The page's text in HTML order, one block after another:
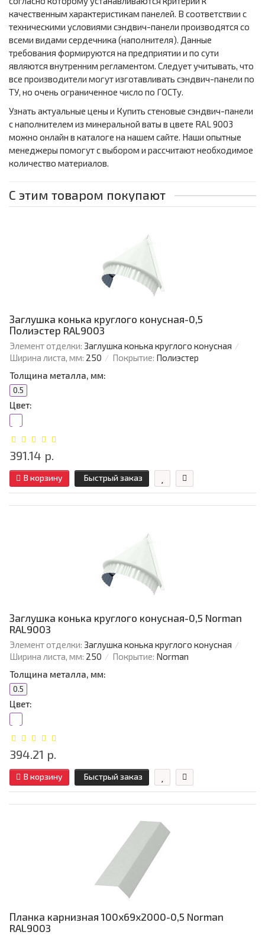
качественным характеристикам панелей. В соответствии с
техническими условиями сэндвич-панели производятся со
всеми видами сердечника (наполнителя). Данные
требования формируются на предприятии и по сути
являются внутренним регламентом. Следует учитывать, что
все производители могут изготавливать сэндвич-панели по
ТУ, но очень ограниченное число по ГОСТу.
Узнать актуальные цены и Купить стеновые сэндвич-панели
с наполнителем из минеральной ваты в цвете RAL 9003
можно онлайн в каталоге на нашем сайте. Наши опытные
менеджеры помогут с выбором и рассчитают необходимое
количество материалов.
С этим товаром покупают
Заглушка конька круглого конусная-0,5
Полиэстер RAL9003
Элемент отделки: Заглушка конька круглого конусная
Ширина листа, мм: 250 Покрытие: Полиэстер
Толщина металла, мм:
0.5
Цвет:
391.14 р.
В корзину Быстрый заказ
Заглушка конька круглого конусная-0,5 Norman
RAL9003
Элемент отделки: Заглушка конька круглого конусная
Ширина листа, мм: 250 Покрытие: Norman
Толщина металла, мм:
0.5
Цвет:
394.21 р.
В корзину Быстрый заказ
Планка карнизная 100х69х2000-0,5 Norman
RAL9003